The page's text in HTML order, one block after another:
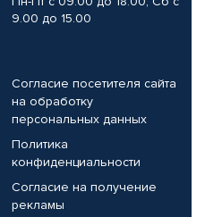
9.00 до 15.00
Согласие посетителя сайта
на обработку
персональных данных
Политика
конфиденциальности
Согласие на получение
рекламы